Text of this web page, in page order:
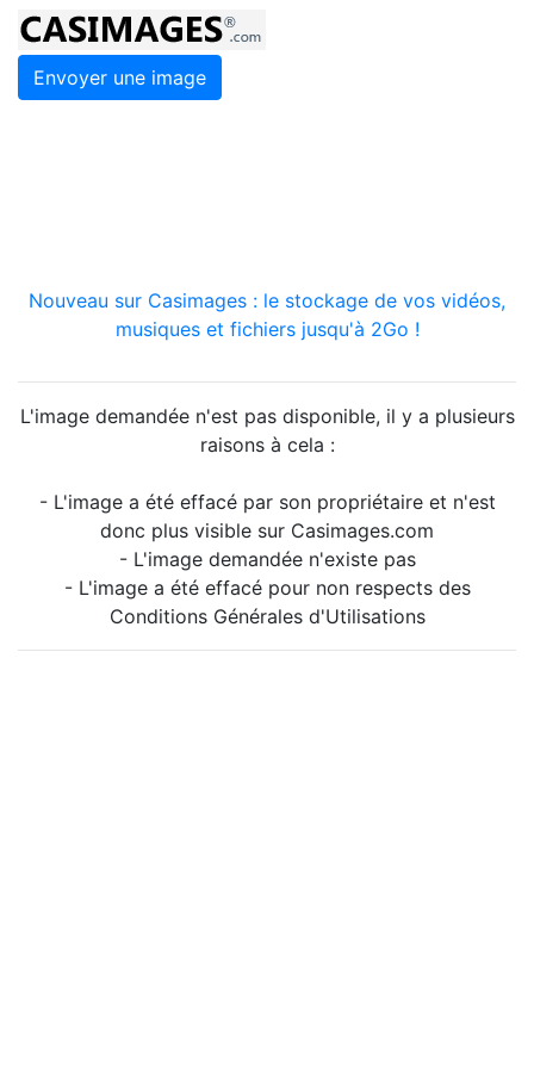
Envoyer une image
Nouveau sur Casimages : le stockage de vos vidéos,
musiques et fichiers jusqu'à 2Go !
L'image demandée n'est pas disponible, il y a plusieurs
raisons à cela :
- L'image a été effacé par son propriétaire et n'est
donc plus visible sur Casimages.com
- L'image demandée n'existe pas
- L'image a été effacé pour non respects des
Conditions Générales d'Utilisations